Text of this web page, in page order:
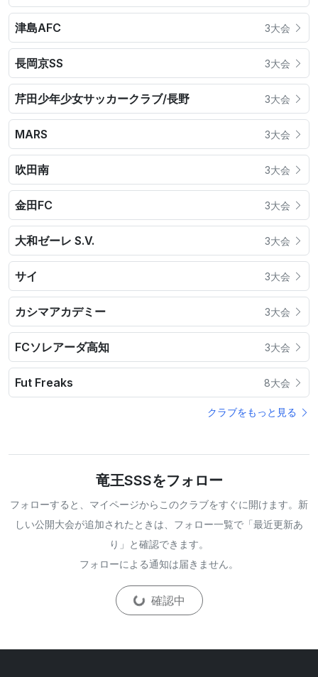
津島AFC 3大会
長岡京SS 3大会
芹田少年少女サッカークラブ/長野 3大会
MARS 3大会
吹田南 3大会
金田FC 3大会
大和ゼーレ S.V. 3大会
サイ 3大会
カシマアカデミー 3大会
FCソレアーダ高知 3大会
Fut Freaks 8大会
クラブをもっと見る
竜王SSSをフォロー
フォローすると、マイページからこのクラブをすぐに開けます。新
しい公開大会が追加されたときは、フォロー一覧で「最近更新あ
り」と確認できます。
フォローによる通知は届きません。
確認中